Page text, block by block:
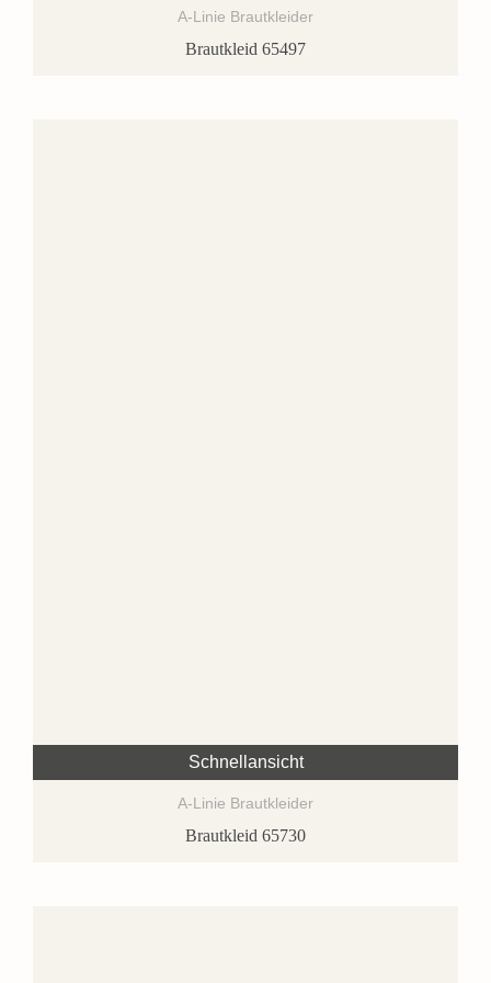
A-Linie Brautkleider
Brautkleid 65497
Schnellansicht
A-Linie Brautkleider
Brautkleid 65730